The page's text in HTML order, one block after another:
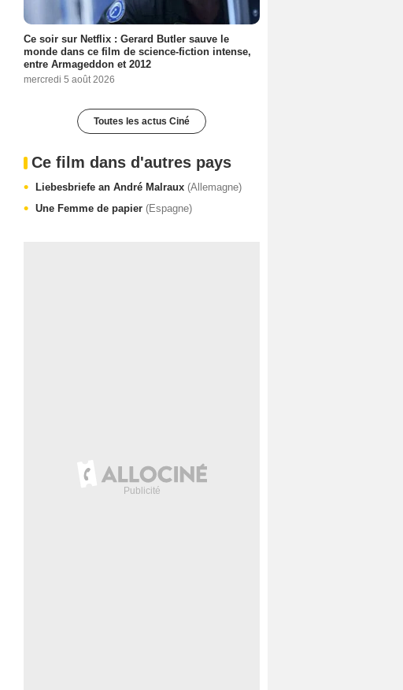
Ce soir sur Netflix : Gerard Butler sauve le
monde dans ce film de science-fiction intense,
entre Armageddon et 2012
mercredi 5 août 2026
Toutes les actus Ciné
Ce film dans d'autres pays
Liebesbriefe an André Malraux (Allemagne)
Une Femme de papier (Espagne)